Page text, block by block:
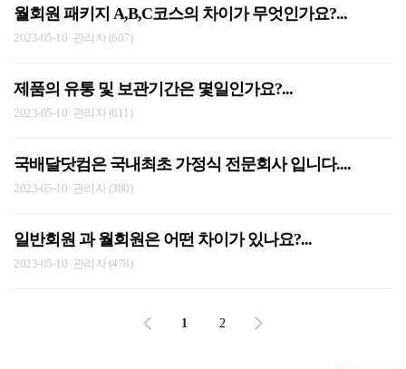
월회원 패키지 A,B,C코스의 차이가 무엇인가요?...
2023-05-10 관리자 (607)
제품의 유통 및 보관기간은 몇일인가요?...
2023-05-10 관리자 (611)
국배달닷컴은 국내최초 가정식 전문회사 입니다....
2023-05-10 관리자 (380)
일반회원 과 월회원은 어떤 차이가 있나요?...
2023-05-10 관리자 (478)
1 2